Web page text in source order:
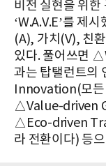
비전 실현을 위한
‘W.A.V.E’를 제
(A), 가치(V), 친
있다. 풀어쓰면
과는 탑탤런트의
Innovation(모든
△Value-driven
△Eco-driven
라 전환이다) 등